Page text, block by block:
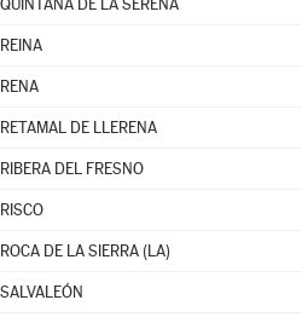
QUINTANA DE LA SERENA
REINA
RENA
RETAMAL DE LLERENA
RIBERA DEL FRESNO
RISCO
ROCA DE LA SIERRA (LA)
SALVALEÓN